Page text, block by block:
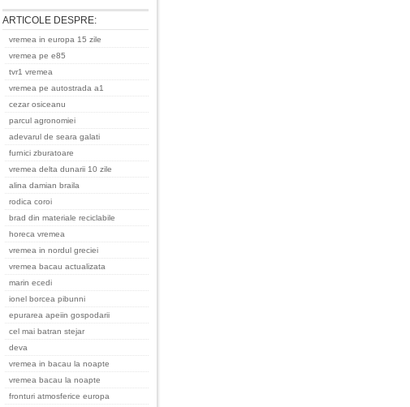
ARTICOLE DESPRE:
vremea in europa 15 zile
vremea pe e85
tvr1 vremea
vremea pe autostrada a1
cezar osiceanu
parcul agronomiei
adevarul de seara galati
furnici zburatoare
vremea delta dunarii 10 zile
alina damian braila
rodica coroi
brad din materiale reciclabile
horeca vremea
vremea in nordul greciei
vremea bacau actualizata
marin ecedi
ionel borcea pibunni
epurarea apeiin gospodarii
cel mai batran stejar
deva
vremea in bacau la noapte
vremea bacau la noapte
fronturi atmosferice europa